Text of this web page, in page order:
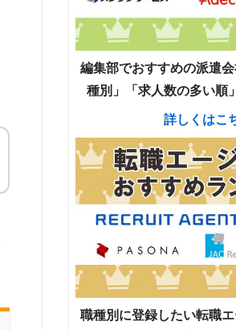
編集部でおすすめの派遣
種別」「求人数の多い順
詳しくはこ
職種別に登録したい転職